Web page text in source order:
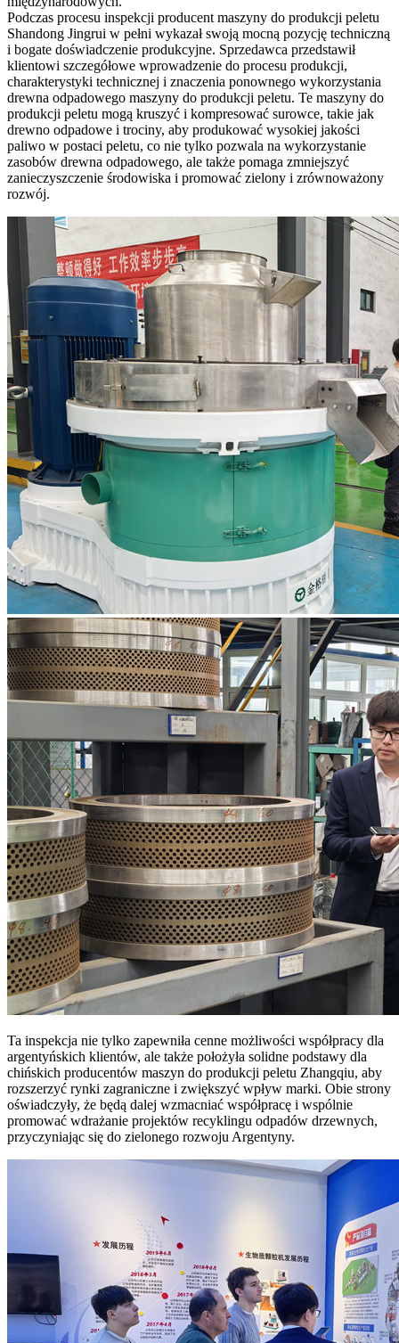
Podczas procesu inspekcji producent maszyny do produkcji peletu
Shandong Jingrui w pełni wykazał swoją mocną pozycję techniczną
i bogate doświadczenie produkcyjne. Sprzedawca przedstawił
klientowi szczegółowe wprowadzenie do procesu produkcji,
charakterystyki technicznej i znaczenia ponownego wykorzystania
drewna odpadowego maszyny do produkcji peletu. Te maszyny do
produkcji peletu mogą kruszyć i kompresować surowce, takie jak
drewno odpadowe i trociny, aby produkować wysokiej jakości
paliwo w postaci peletu, co nie tylko pozwala na wykorzystanie
zasobów drewna odpadowego, ale także pomaga zmniejszyć
zanieczyszczenie środowiska i promować zielony i zrównoważony
rozwój.
Ta inspekcja nie tylko zapewniła cenne możliwości współpracy dla
argentyńskich klientów, ale także położyła solidne podstawy dla
chińskich producentów maszyn do produkcji peletu Zhangqiu, aby
rozszerzyć rynki zagraniczne i zwiększyć wpływ marki. Obie strony
oświadczyły, że będą dalej wzmacniać współpracę i wspólnie
promować wdrażanie projektów recyklingu odpadów drzewnych,
przyczyniając się do zielonego rozwoju Argentyny.